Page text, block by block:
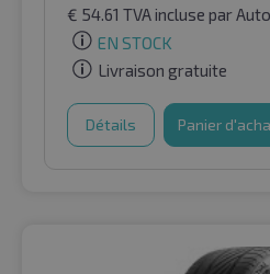
€ 54.61 TVA incluse par
EN STOCK
Livraison gratuite
Détails Panier